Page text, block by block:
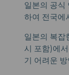
일본의 공식
하여 전국에
일본의 복잡
시 포함)에
기 어려운